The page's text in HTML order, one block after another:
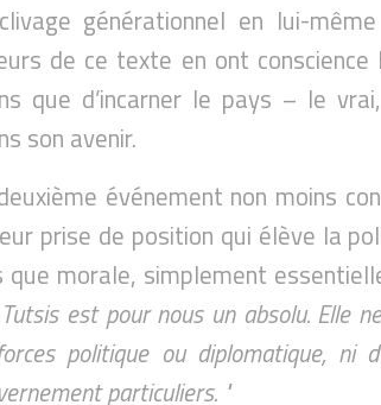
générationnel en lui-
de ce texte en ont
que d’incarner le pays – le
son avenir.
événement non moins
prise de position qui élève la
que morale, simplement
est pour nous un absolu. Elle
politique ou diplomatique, ni
particuliers. "